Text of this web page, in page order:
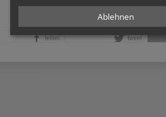
teilen tweet
Ablehnen